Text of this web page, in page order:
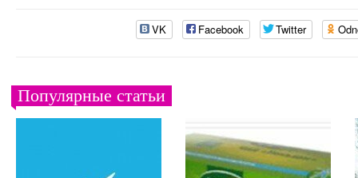
VK Facebook Twitter
Популярные статьи